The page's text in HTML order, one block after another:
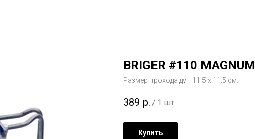
BRIGER #110 MAGNUM
Размер прохода дуг: 11.5 х 11.5 см.
389 р. / 1 шт
Купить